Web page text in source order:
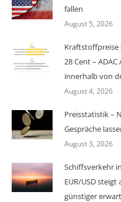
fallen
August 5, 2026
Kraftstoffpreise
28 Cent –
innerhalb von
August 4, 2026
Preisstatistik –
Gespräche
August 3, 2026
Schiffsverkehr
EUR/USD
günstiger